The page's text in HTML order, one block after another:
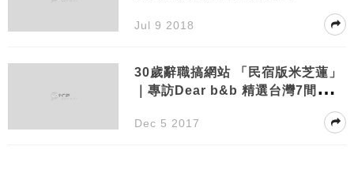
Jul 9 2018
30歲辭職搞網站 「民宿版米芝蓮」
｜專訪Dear b&b 精選台灣7間心水
Dec 5 2017